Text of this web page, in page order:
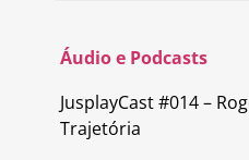
Áudio e Podcasts
JusplayCast #014 –
Trajetória